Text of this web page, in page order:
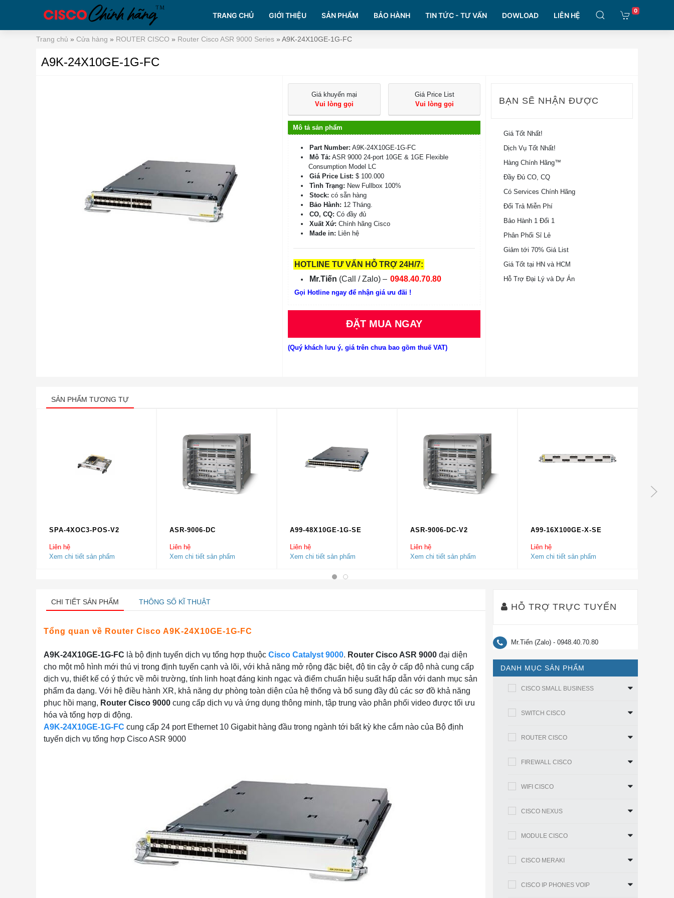
TRANG CHỦ GIỚI THIỆU SẢN PHẨM BẢO HÀNH TIN TỨC - TƯ VẤN DOWLOAD LIÊN HỆ
0
Trang chủ » Cửa hàng » ROUTER CISCO » Router Cisco ASR 9000 Series » A9K-24X10GE-1G-FC
A9K-24X10GE-1G-FC
Giá khuyến mại
Vui lòng gọi
Giá Price List
Vui lòng gọi
Mô tả sản phẩm
Part Number: A9K-24X10GE-1G-FC
Mô Tả: ASR 9000 24-port 10GE & 1GE Flexible
Consumption Model LC
Giá Price List: $ 100.000
Tình Trạng: New Fullbox 100%
Stock: có sẵn hàng
Bảo Hành: 12 Tháng.
CO, CQ:Có đầy đủ
Xuất Xứ: Chính hãng Cisco
Made in: Liên hệ
HOTLINE TƯ VẤN HỖ TRỢ 24H/7:
Mr.Tiến (Call / Zalo) – 0948.40.70.80
Gọi Hotline ngay để nhận giá ưu đãi !
ĐẶT MUA NGAY
(Quý khách lưu ý, giá trên chưa bao gồm thuế VAT)
BẠN SẼ NHẬN ĐƯỢC
Giá Tốt Nhất!
Dịch Vụ Tốt Nhất!
Hàng Chính Hãng™
Đầy Đủ CO, CQ
Có Services Chính Hãng
Đổi Trả Miễn Phí
Bảo Hành 1 Đổi 1
Phân Phối Sỉ Lẻ
Giảm tới 70% Giá List
Giá Tốt tại HN và HCM
Hỗ Trợ Đại Lý và Dự Án
SẢN PHẨM TƯƠNG TỰ
SPA-4XOC3-POS-V2
Liên hệ
Xem chi tiết sản phẩm
ASR-9006-DC
Liên hệ
Xem chi tiết sản phẩm
A99-48X10GE-1G-SE
Liên hệ
Xem chi tiết sản phẩm
ASR-9006-DC-V2
Liên hệ
Xem chi tiết sản phẩm
A99-16X100GE-X-SE
Liên hệ
Xem chi tiết sản phẩm
CHI TIẾT SẢN PHẨM THÔNG SỐ KĨ THUẬT
Tổng quan về Router Cisco A9K-24X10GE-1G-FC
A9K-24X10GE-1G-FC là bộ định tuyến dịch vụ tổng hợp thuộc Cisco Catalyst 9000. Router Cisco ASR 9000 đại diện
cho một mô hình mới thú vị trong định tuyến cạnh và lõi, với khả năng mở rộng đặc biệt, độ tin cậy ở cấp độ nhà cung cấp
dịch vụ, thiết kế có ý thức về môi trường, tính linh hoạt đáng kinh ngạc và điểm chuẩn hiệu suất hấp dẫn với danh mục sản
phẩm đa dạng. Với hệ điều hành XR, khả năng dự phòng toàn diện của hệ thống và bổ sung đầy đủ các sơ đồ khả năng
phục hồi mạng, Router Cisco 9000 cung cấp dịch vụ và ứng dụng thông minh, tập trung vào phân phối video được tối ưu
hóa và tổng hợp di động.
A9K-24X10GE-1G-FC cung cấp 24 port Ethernet 10 Gigabit hàng đầu trong ngành tới bất kỳ khe cắm nào của Bộ định
tuyến dịch vụ tổng hợp Cisco ASR 9000
HỖ TRỢ TRỰC TUYẾN
Mr.Tiến (Zalo) - 0948.40.70.80
DANH MỤC SẢN PHẨM
CISCO SMALL BUSINESS
SWITCH CISCO
ROUTER CISCO
FIREWALL CISCO
WIFI CISCO
CISCO NEXUS
MODULE CISCO
CISCO MERAKI
CISCO IP PHONES VOIP